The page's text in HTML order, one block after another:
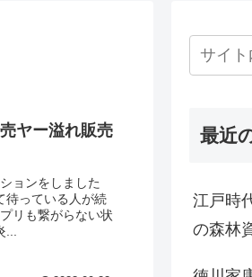
ヤー溢れ販売
ョンをしました
待っている人が続
リも繋がらない状
...
最近
江戸時
の森林